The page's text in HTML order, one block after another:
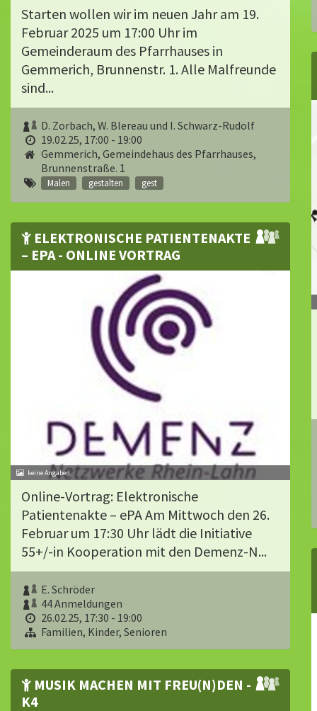
Starten wollen wir im neuen Jahr am 19.
Februar 2025 um 17:00 Uhr im
Gemeinderaum des Pfarrhauses in
Gemmerich, Brunnenstr. 1. Alle Malfreunde
sind...
D. Zorbach, W. Blereau und I. Schwarz-Rudolf
19.02.25, 17:00 - 19:00
Gemmerich, Gemeindehaus des Pfarrhauses,
Brunnenstraße. 1
Malen gestalten gest
ELEKTRONISCHE PATIENTENAKTE
– EPA - ONLINE VORTRAG
Online-Vortrag: Elektronische
Patientenakte – ePA Am Mittwoch den 26.
Februar um 17:30 Uhr lädt die Initiative
55+/-in Kooperation mit den Demenz-N...
E. Schröder
44 Anmeldungen
26.02.25, 17:30 - 19:00
Familien, Kinder, Senioren
MUSIK MACHEN MIT FREU(N)DEN -
K4